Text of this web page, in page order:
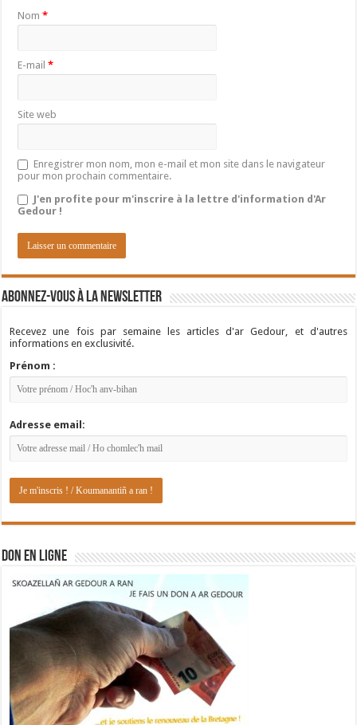
Nom*
E-mail*
Site web
Enregistrer mon nom, mon e-mail et mon site dans le navigateur
pour mon prochain commentaire.
J'en profite pour m'inscrire à la lettre d'information d'Ar
Gedour !
Abonnez-vous à la newsletter
Recevez une fois par semaine les articles d'ar Gedour, et d'autres
informations en exclusivité.
Prénom :
Adresse email:
DON EN LIGNE